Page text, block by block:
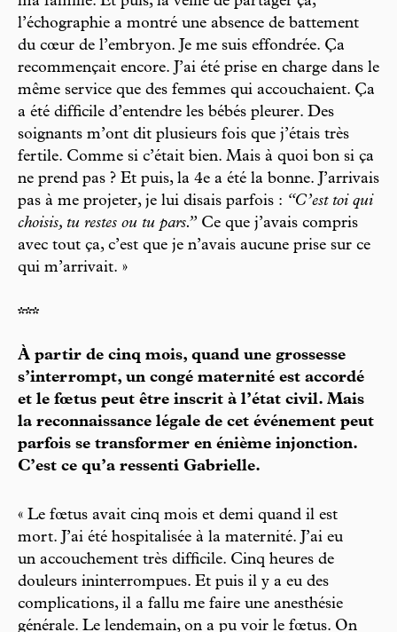
l’échographie a montré une absence de battement
du cœur de l’embryon. Je me suis effondrée. Ça
recommençait encore. J’ai été prise en charge dans le
même service que des femmes qui accouchaient. Ça
a été difficile d’entendre les bébés pleurer. Des
soignants m’ont dit plusieurs fois que j’étais très
fertile. Comme si c’était bien. Mais à quoi bon si ça
ne prend pas ? Et puis, la 4e a été la bonne. J’arrivais
pas à me projeter, je lui disais parfois : “C’est toi qui
choisis, tu restes ou tu pars.” Ce que j’avais compris
avec tout ça, c’est que je n’avais aucune prise sur ce
qui m’arrivait. »
***
À partir de cinq mois, quand une grossesse
s’interrompt, un congé maternité est accordé
et le fœtus peut être inscrit à l’état civil. Mais
la reconnaissance légale de cet événement peut
parfois se transformer en énième injonction.
C’est ce qu’a ressenti Gabrielle.
« Le fœtus avait cinq mois et demi quand il est
mort. J’ai été hospitalisée à la maternité. J’ai eu
un accouchement très difficile. Cinq heures de
douleurs ininterrompues. Et puis il y a eu des
complications, il a fallu me faire une anesthésie
générale. Le lendemain, on a pu voir le fœtus. On